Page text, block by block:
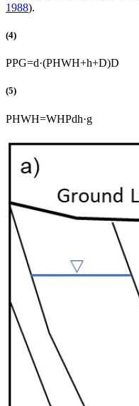
1988).
(4)
PPG=d·(PHWH+h+D)D
(5)
PHWH=WHPdh·g